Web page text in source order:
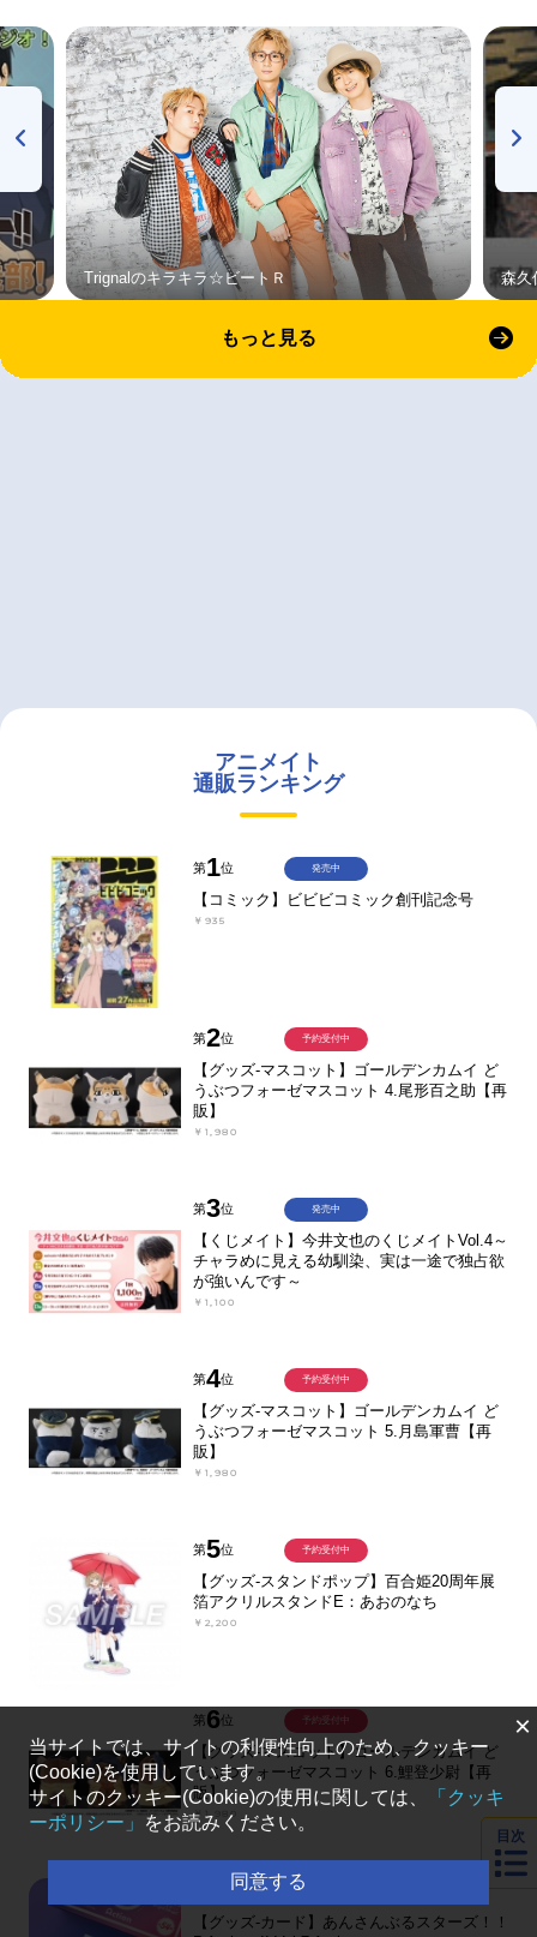
Trignalのキラキラ☆ビートＲ 森久
もっと見る
アニメイト
通販ランキング
第1位
【コミック】ビビビコミック創刊記念号
￥935
発売中
第2位
【グッズ-マスコット】ゴールデンカムイ ど
うぶつフォーゼマスコット 4.尾形百之助【再
販】
￥1,980
予約受付中
第3位
【くじメイト】今井文也のくじメイトVol.4～
チャラめに見える幼馴染、実は一途で独占欲
が強いんです～
￥1,100
発売中
第4位
【グッズ-マスコット】ゴールデンカムイ ど
うぶつフォーゼマスコット 5.月島軍曹【再
販】
￥1,980
予約受付中
第5位
【グッズ-スタンドポップ】百合姫20周年展
箔アクリルスタンドE：あおのなち
￥2,200
予約受付中
第6位
【グッズ-マスコット】ゴールデンカムイ ど
うぶつフォーゼマスコット 6.鯉登少尉【再
販】
￥1,980
予約受付中
位
【グッズ-カード】あんさんぶるスターズ！！
予約受付中
目次
×
当サイトでは、サイトの利便性向上のため、クッキー
(Cookie)を使用しています。
サイトのクッキー(Cookie)の使用に関しては、
「クッキ
ーポリシー」
をお読みください。
同意する